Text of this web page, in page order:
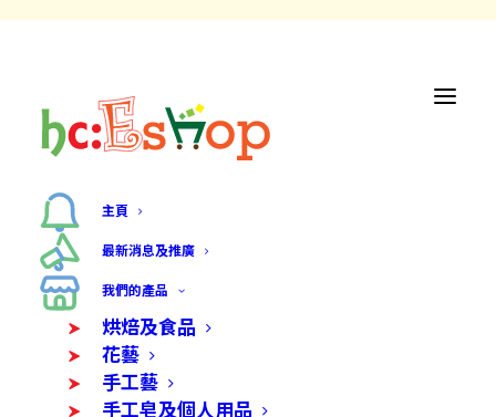
主頁
最新消息及推廣
我們的產品
烘焙及食品
花藝
手工藝
手工皂及個人用品